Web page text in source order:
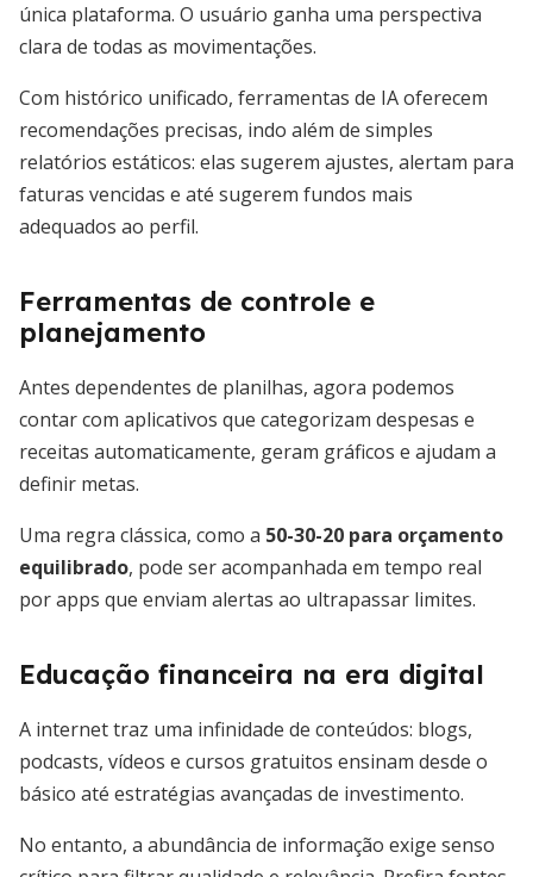
única plataforma. O usuário ganha uma perspectiva
clara de todas as movimentações.
Com histórico unificado, ferramentas de IA oferecem
recomendações precisas, indo além de simples
relatórios estáticos: elas sugerem ajustes, alertam para
faturas vencidas e até sugerem fundos mais
adequados ao perfil.
Ferramentas de controle e
planejamento
Antes dependentes de planilhas, agora podemos
contar com aplicativos que categorizam despesas e
receitas automaticamente, geram gráficos e ajudam a
definir metas.
Uma regra clássica, como a 50-30-20 para orçamento
equilibrado, pode ser acompanhada em tempo real
por apps que enviam alertas ao ultrapassar limites.
Educação financeira na era digital
A internet traz uma infinidade de conteúdos: blogs,
podcasts, vídeos e cursos gratuitos ensinam desde o
básico até estratégias avançadas de investimento.
No entanto, a abundância de informação exige senso